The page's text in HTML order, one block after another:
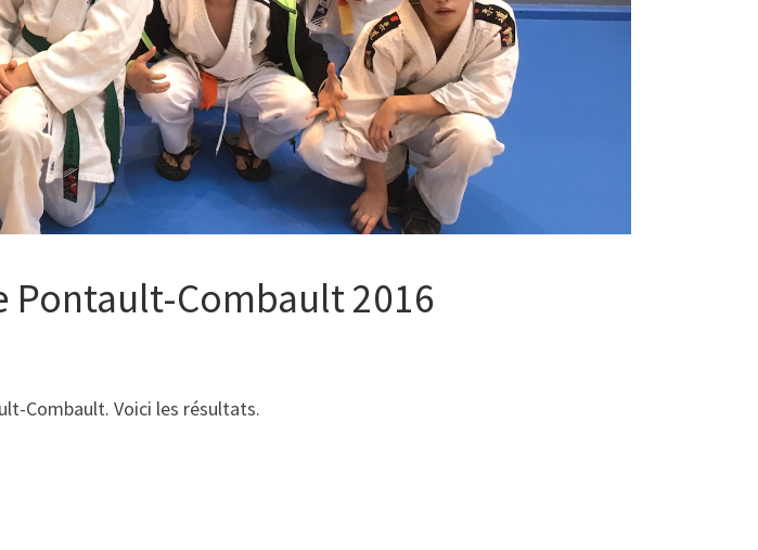
Pontault-Combault 2016
Combault. Voici les résultats.